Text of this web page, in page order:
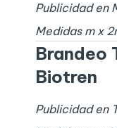
Publicidad en
Medidas m x 2
Brandeo
Biotren
Publicidad en